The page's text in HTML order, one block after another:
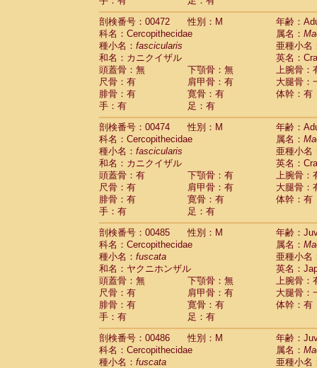
剖検番号：00472
性別：M
年齢：
科名：Cercopithecidae
属名：
種小名： fascicularis
亜種小名
和名：カニクイザル
英名：
頭蓋骨：無
下顎骨：無
上腕骨：
尺骨：有
肩甲骨：有
大腿骨：
腓骨：有
寛骨：有
体幹：有
手：有
足：有
剖検番号：00474
性別：M
年齢：
科名：Cercopithecidae
属名：
種小名： fascicularis
亜種小名
和名：カニクイザル
英名：
頭蓋骨：有
下顎骨：有
上腕骨：
尺骨：有
肩甲骨：有
大腿骨：
腓骨：有
寛骨：有
体幹：有
手：有
足：有
剖検番号：00485
性別：M
年齢：
科名：Cercopithecidae
属名：
種小名： fuscata
亜種小名
和名：ヤクニホンザル
英名：
頭蓋骨：無
下顎骨：無
上腕骨：
尺骨：有
肩甲骨：有
大腿骨：
腓骨：有
寛骨：有
体幹：有
手：有
足：有
剖検番号：00486
性別：M
年齢：
科名：Cercopithecidae
属名：
種小名： fuscata
亜種小名